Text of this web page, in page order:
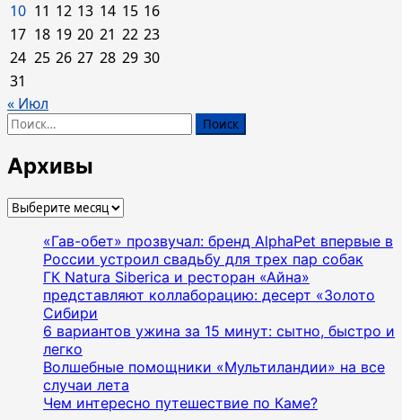
10 11 12 13 14 15 16
17 18 19 20 21 22 23
24 25 26 27 28 29 30
31
« Июл
Найти:
Архивы
Архивы
«Гав-обет» прозвучал: бренд AlphaPet впервые в
России устроил свадьбу для трех пар собак
ГК Natura Siberica и ресторан «Айна»
представляют коллаборацию: десерт «Золото
Сибири
6 вариантов ужина за 15 минут: сытно, быстро и
легко
Волшебные помощники «Мультиландии» на все
случаи лета
Чем интересно путешествие по Каме?